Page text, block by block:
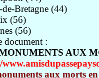
de-Bretagne (44)
(56)
(56)
document :
AUX
aux morts